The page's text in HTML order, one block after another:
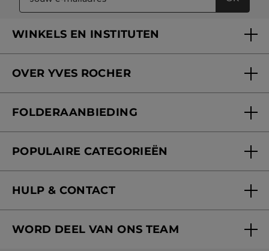
WINKELS EN INSTITUTEN
Verzorging in onze Schoonheidsinstituten
OVER YVES ROCHER
Onze beloften
Blog Act Beautiful
FOLDERAANBIEDING
POPULAIRE CATEGORIEËN
Aanbiedingen
Cadeau-ideeën
HULP & CONTACT
Mijn geschenken
WORD DEEL VAN ONS TEAM